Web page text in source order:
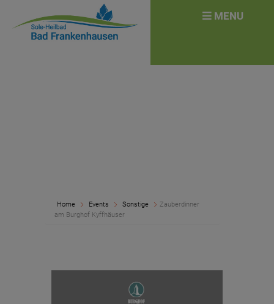
Home Events Sonstige
Zauberdinner
am Burghof Kyffhäuser
for: